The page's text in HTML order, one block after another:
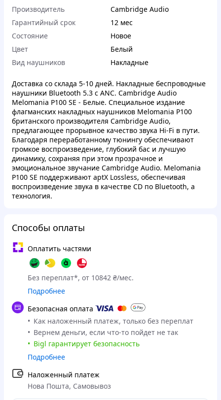
Производитель
Cambridge Audio
Гарантийный срок
12 мес
Состояние
Новое
Цвет
Белый
Вид наушников
Накладные
Доставка со склада 5-10 дней. Накладные беспроводные
наушники Bluetooth 5.3 с ANC. Cambridge Audio
Melomania P100 SE - Белые. Специальное издание
флагманских накладных наушников Melomania P100
британского производителя Cambridge Audio,
предлагающее прорывное качество звука Hi-Fi в пути.
Благодаря переработанному тюнингу обеспечивают
громкое воспроизведение, глубокий бас и лучшую
динамику, сохраняя при этом прозрачное и
эмоциональное звучание Cambridge Audio. Melomania
P100 SE поддерживают aptX Lossless, обеспечивая
воспроизведение звука в качестве CD по Bluetooth, а
технология.
Способы оплаты
Оплатить частями
Без переплат*, от 10842 ₴/мес.
Подробнее
Безопасная оплата
Как наложенный платеж, только без переплат
Вернем деньги, если что-то пойдет не так
Bigl гарантирует безопасность
Подробнее
Наложенный платеж
Нова Пошта, Самовывоз